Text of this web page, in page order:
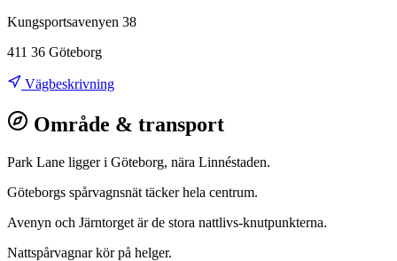
Kungsportsavenyen 38
411 36 Göteborg
Vägbeskrivning
Område & transport
Park Lane ligger i Göteborg, nära Linnéstaden.
Göteborgs spårvagnsnät täcker hela centrum.
Avenyn och Järntorget är de stora nattlivs-knutpunkterna.
Nattspårvagnar kör på helger.